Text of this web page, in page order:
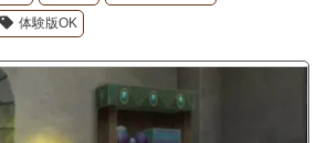
体験版OK